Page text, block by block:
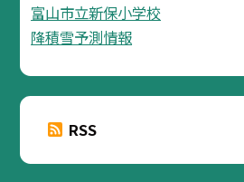
富山市立新保小学校
降積雪予測情報
RSS